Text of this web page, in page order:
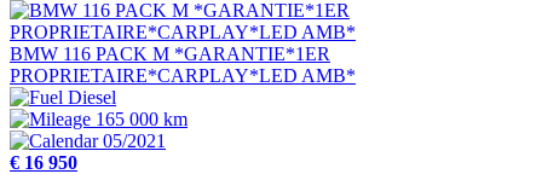
BMW 116 PACK M *GARANTIE*1ER
PROPRIETAIRE*CARPLAY*LED AMB*
Diesel
165 000 km
05/2021
€ 16 950